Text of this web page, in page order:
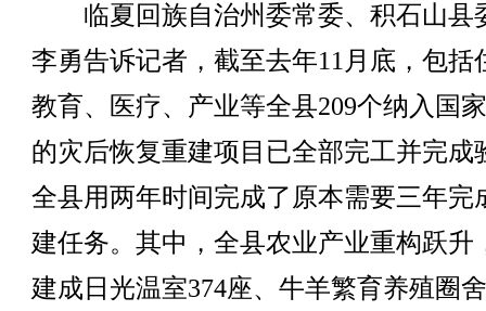
临夏回族自治州委常委、积石山县
李勇告诉记者，截至去年11月底，包括
教育、医疗、产业等全县209个纳入国
的灾后恢复重建项目已全部完工并完成
全县用两年时间完成了原本需要三年完
建任务。其中，全县农业产业重构跃升
建成日光温室374座、牛羊繁育养殖圈